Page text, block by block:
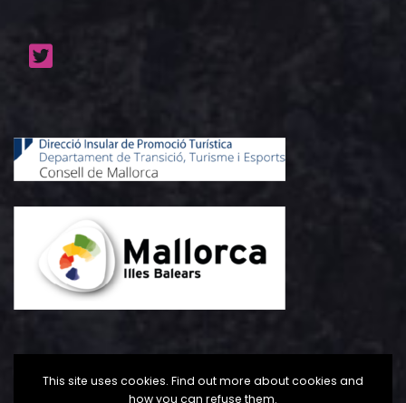
This site uses cookies. Find out more about cookies and
how you can refuse them.